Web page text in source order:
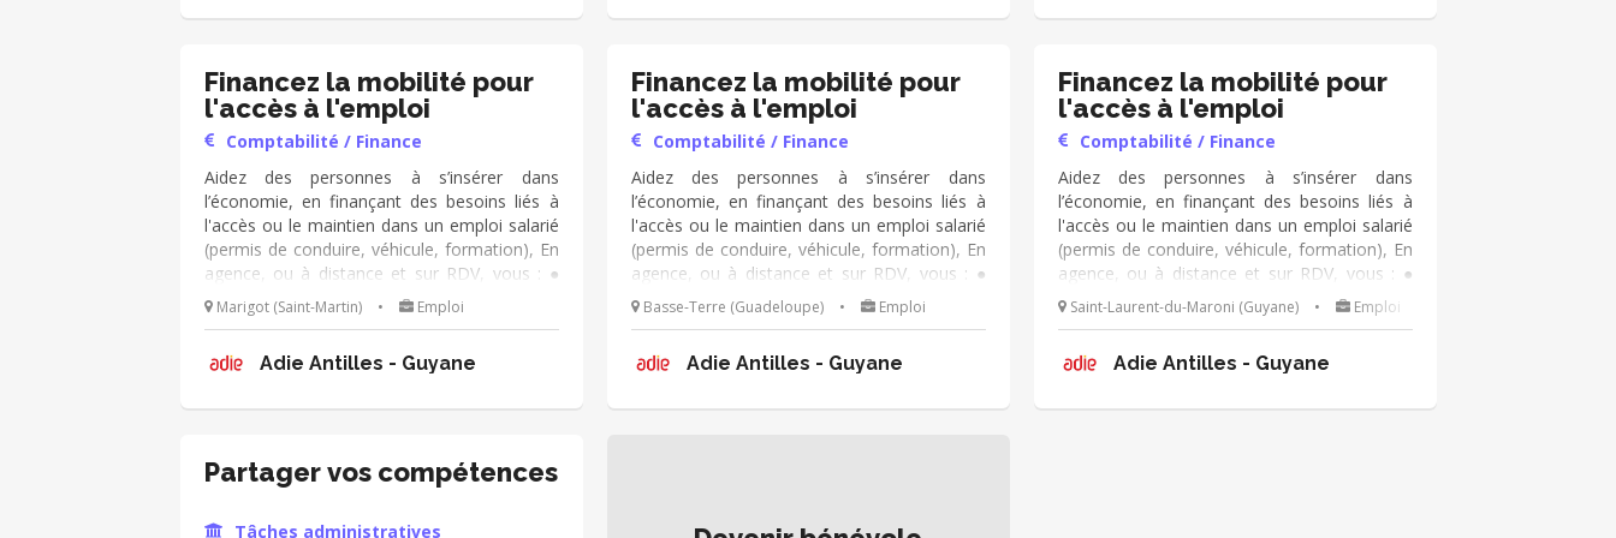
Financez la mobilité pour
l'accès à l'emploi
Comptabilité / Finance
Aidez des personnes à s’insérer dans
l’économie, en finançant des besoins liés à
l'accès ou le maintien dans un emploi salarié
(permis de conduire, véhicule, formation), En
agence, ou à distance et sur RDV, vous : ●
échangez avec les personnes, ● analysez la
demande de prêt, ● les accompagnez dans le
conseiller référent- ● et le présentez en
Marigot (Saint-Martin) • Emploi
Adie Antilles - Guyane
Financez la mobilité pour
l'accès à l'emploi
Comptabilité / Finance
Aidez des personnes à s’insérer dans
l’économie, en finançant des besoins liés à
l'accès ou le maintien dans un emploi salarié
(permis de conduire, véhicule, formation), En
agence, ou à distance et sur RDV, vous : ●
échangez avec les personnes, ● analysez la
demande de prêt, ● les accompagnez dans le
conseiller référent- ● et le présentez en
Basse-Terre (Guadeloupe) • Emploi
Adie Antilles - Guyane
Financez la mobilité pour
l'accès à l'emploi
Comptabilité / Finance
Aidez des personnes à s’insérer dans
l’économie, en finançant des besoins liés à
l'accès ou le maintien dans un emploi salarié
(permis de conduire, véhicule, formation), En
agence, ou à distance et sur RDV, vous : ●
échangez avec les personnes, ● analysez la
demande de prêt, ● les accompagnez dans le
conseiller référent- ● et le présentez en
Saint-Laurent-du-Maroni (Guyane) • Emploi
Adie Antilles - Guyane
Partager vos compétences
Tâches administratives